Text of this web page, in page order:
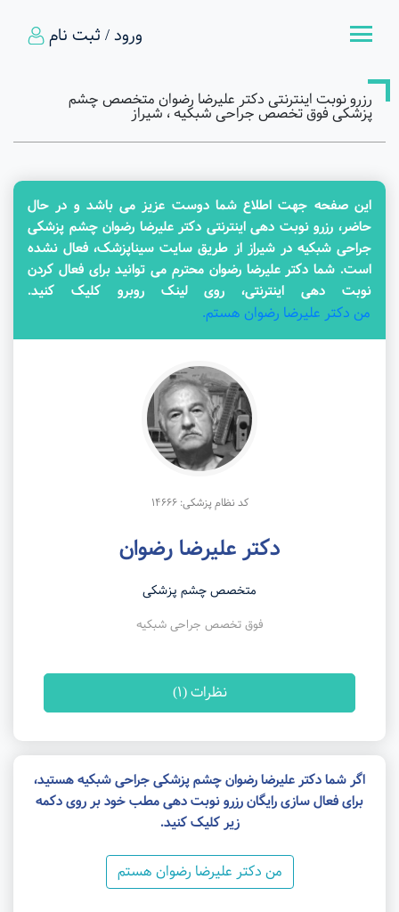
ورود / ثبت نام
رزرو نوبت اینترنتی دکتر علیرضا رضوان متخصص چشم
پزشکی فوق تخصص جراحی شبکیه ، شیراز
این صفحه جهت اطلاع شما دوست عزیز می باشد و در حال
حاضر، رزرو نوبت دهی اینترنتی دکتر علیرضا رضوان چشم پزشکی
جراحی شبکیه در شیراز از طریق سایت سیناپزشک، فعال نشده
است. شما دکتر علیرضا رضوان محترم می توانید برای فعال کردن
نوبت دهی اینترنتی، روی لینک روبرو کلیک کنید.
من دکتر علیرضا رضوان هستم.
کد نظام پزشکی: 14666
دکتر علیرضا رضوان
متخصص چشم پزشکی
فوق تخصص جراحی شبکیه
نظرات (1)
اگر شما دکتر علیرضا رضوان چشم پزشکی جراحی شبکیه هستید،
برای فعال سازی رایگان رزرو نوبت دهی مطب خود بر روی دکمه
زیر کلیک کنید.
من دکتر علیرضا رضوان هستم